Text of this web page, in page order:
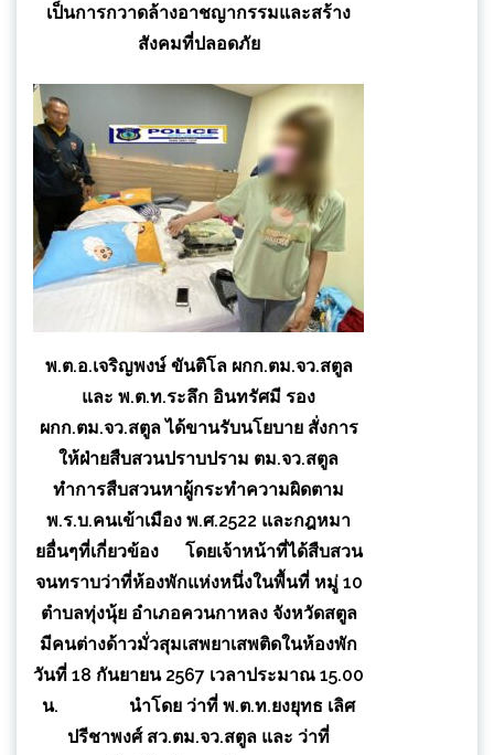
เป็นการกวาดล้างอาชญากรรมและสร้าง
สังคมที่ปลอดภัย
พ.ต.อ.เจริญพงษ์ ขันติโล ผกก.ตม.จว.สตูล
และ พ.ต.ท.ระลึก อินทรัศมี รอง
ผกก.ตม.จว.สตูล ได้ขานรับนโยบาย สั่งการ
ให้ฝ่ายสืบสวนปราบปราม ตม.จว.สตูล
ทำการสืบสวนหาผู้กระทำความผิดตาม
พ.ร.บ.คนเข้าเมือง พ.ศ.2522 และกฎหมา
ยอื่นๆที่เกี่ยวข้อง โดยเจ้าหน้าที่ได้สืบสวน
จนทราบว่าที่ห้องพักแห่งหนึ่งในพื้นที่ หมู่ 10
ตำบลทุ่งนุ้ย อำเภอควนกาหลง จังหวัดสตูล
มีคนต่างด้าวมั่วสุมเสพยาเสพติดในห้องพัก
วันที่ 18 กันยายน 2567 เวลาประมาณ 15.00
น. นำโดย ว่าที่ พ.ต.ท.ยงยุทธ เลิศ
ปรีชาพงศ์ สว.ตม.จว.สตูล และ ว่าที่